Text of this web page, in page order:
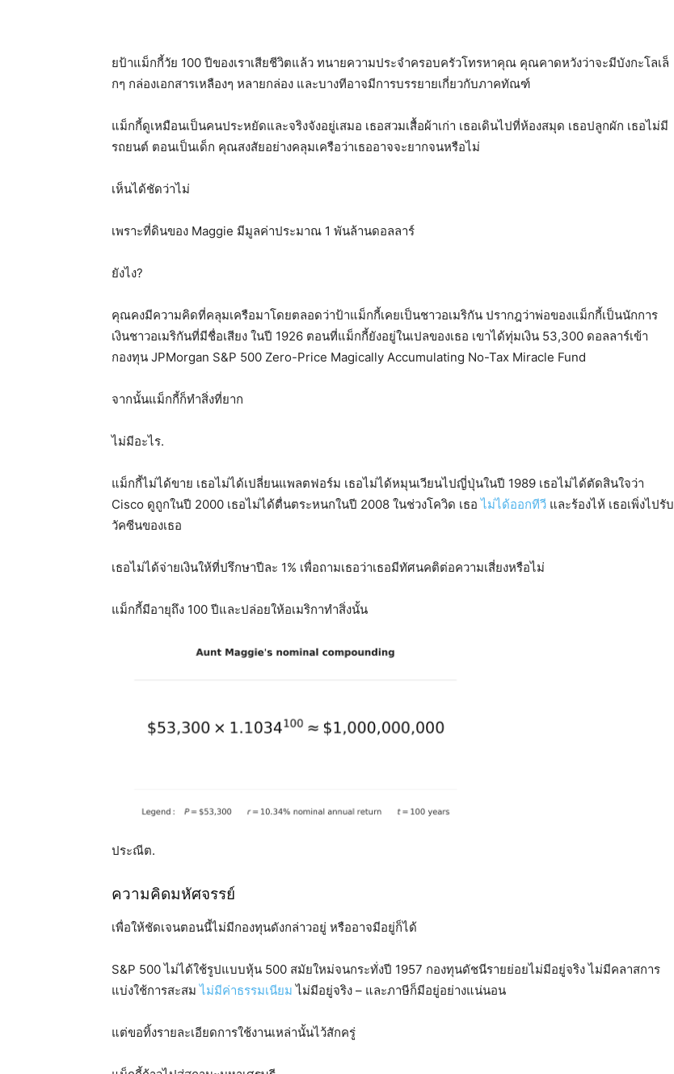
ยป้าแม็กกี้วัย 100 ปีของเราเสียชีวิตแล้ว ทนายความประจำครอบครัวโทรหาคุณ คุณคาดหวังว่าจะมีบังกะโลเล็
กๆ กล่องเอกสารเหลืองๆ หลายกล่อง และบางทีอาจมีการบรรยายเกี่ยวกับภาคทัณฑ์
แม็กกี้ดูเหมือนเป็นคนประหยัดและจริงจังอยู่เสมอ เธอสวมเสื้อผ้าเก่า เธอเดินไปที่ห้องสมุด เธอปลูกผัก เธอไม่มี
รถยนต์ ตอนเป็นเด็ก คุณสงสัยอย่างคลุมเครือว่าเธออาจจะยากจนหรือไม่
เห็นได้ชัดว่าไม่
เพราะที่ดินของ Maggie มีมูลค่าประมาณ 1 พันล้านดอลลาร์
ยังไง?
คุณคงมีความคิดที่คลุมเครือมาโดยตลอดว่าป้าแม็กกี้เคยเป็นชาวอเมริกัน ปรากฎว่าพ่อของแม็กกี้เป็นนักการ
เงินชาวอเมริกันที่มีชื่อเสียง ในปี 1926 ตอนที่แม็กกี้ยังอยู่ในเปลของเธอ เขาได้ทุ่มเงิน 53,300 ดอลลาร์เข้า
กองทุน JPMorgan S&P 500 Zero-Price Magically Accumulating No-Tax Miracle Fund
จากนั้นแม็กกี้ก็ทำสิ่งที่ยาก
ไม่มีอะไร.
แม็กกี้ไม่ได้ขาย เธอไม่ได้เปลี่ยนแพลตฟอร์ม เธอไม่ได้หมุนเวียนไปญี่ปุ่นในปี 1989 เธอไม่ได้ตัดสินใจว่า
Cisco ดูถูกในปี 2000 เธอไม่ได้ตื่นตระหนกในปี 2008 ในช่วงโควิด เธอไม่ได้ออกทีวี และร้องไห้ เธอเพิ่งไปรับ
วัคซีนของเธอ
เธอไม่ได้จ่ายเงินให้ที่ปรึกษาปีละ 1% เพื่อถามเธอว่าเธอมีทัศนคติต่อความเสี่ยงหรือไม่
แม็กกี้มีอายุถึง 100 ปีและปล่อยให้อเมริกาทำสิ่งนั้น
ประณีต.
ความคิดมหัศจรรย์
เพื่อให้ชัดเจนตอนนี้ไม่มีกองทุนดังกล่าวอยู่ หรืออาจมีอยู่ก็ได้
S&P 500 ไม่ได้ใช้รูปแบบหุ้น 500 สมัยใหม่จนกระทั่งปี 1957 กองทุนดัชนีรายย่อยไม่มีอยู่จริง ไม่มีคลาสการ
แบ่งใช้การสะสมไม่มีค่าธรรมเนียม ไม่มีอยู่จริง – และภาษีก็มีอยู่อย่างแน่นอน
แต่ขอทิ้งรายละเอียดการใช้งานเหล่านั้นไว้สักครู่